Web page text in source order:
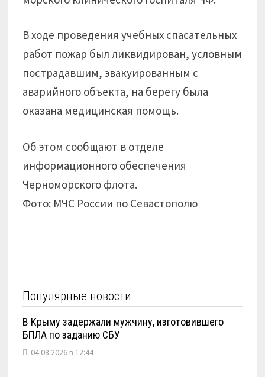
В ходе проведения учебных спасательных
работ пожар был ликвидирован, условным
пострадавшим, эвакуированным с
аварийного объекта, на берегу была
оказана медицинская помощь.
Об этом сообщают в отделе
информационного обеспечения
Черноморского флота.
Фото: МЧС России по Севастополю
Популярные новости
В Крыму задержали мужчину, изготовившего
БПЛА по заданию СБУ
04.08.2026 в 12:44